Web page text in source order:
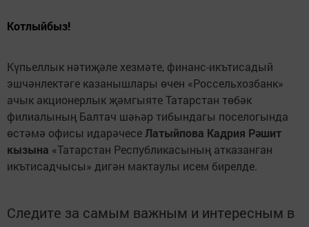
Котлыйбыз!
Күпьеллык нәтиҗәле хезмәте, финанс-икътисадый
эшчәнлектәге казанышлары өчен «Россельхозбанк»
ачык акционерлык җәмгыяте Татарстан төбәк
филиалының Балтач шәһәр тибындагы поселогында
өстәмә офисы идарәчесеЛатыйпова Кадрия Рәшит
кызына «Татарстан Республикасының атказанган
икътисадчысы» дигән мактаулы исем бирелде.
Следите за самым важным и интересным в